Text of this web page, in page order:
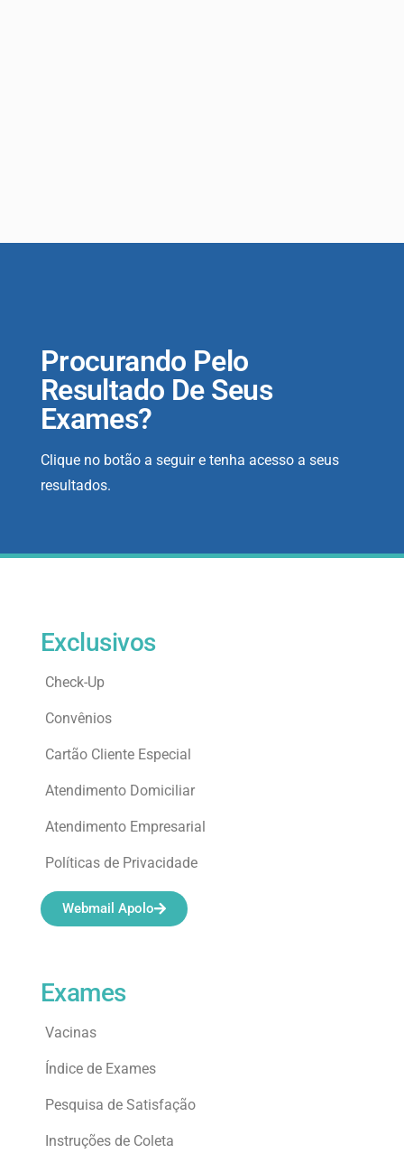
Procurando Pelo
Resultado De Seus
Exames?
Clique no botão a seguir e tenha acesso a seus
resultados.
Exames
Vacinas
Índice de Exames
Pesquisa de Satisfação
Instruções de Coleta
Exclusivos
Check-Up
Convênios
Cartão Cliente Especial
Atendimento Domiciliar
Atendimento Empresarial
Políticas de Privacidade
Webmail Apolo